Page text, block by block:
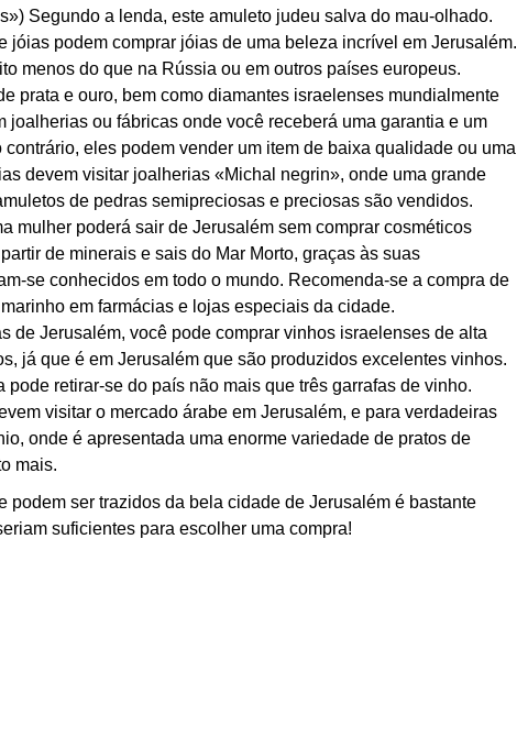
Segundo a lenda, este amuleto judeu salva do mau-olhado.
jóias podem comprar jóias de uma beleza incrível em Jerusalém.
menos do que na Rússia ou em outros países europeus.
prata e ouro, bem como diamantes israelenses mundialmente
joalherias ou fábricas onde você receberá uma garantia e um
eles podem vender um item de baixa qualidade ou uma
devem visitar joalherias «Michal negrin», onde uma grande
de pedras semipreciosas e preciosas são vendidos.
mulher poderá sair de Jerusalém sem comprar cosméticos
de minerais e sais do Mar Morto, graças às suas
se conhecidos em todo o mundo. Recomenda-se a compra de
em farmácias e lojas especiais da cidade.
de Jerusalém, você pode comprar vinhos israelenses de alta
já que é em Jerusalém que são produzidos excelentes vinhos.
pode retirar-se do país não mais que três garrafas de vinho.
visitar o mercado árabe em Jerusalém, e para verdadeiras
onde é apresentada uma enorme variedade de pratos de
mais.
podem ser trazidos da bela cidade de Jerusalém é bastante
suficientes para escolher uma compra!